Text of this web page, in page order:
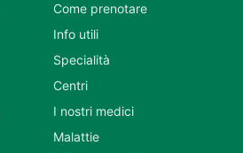
Come prenotare
Info utili
Specialità
Centri
I nostri medici
Malattie